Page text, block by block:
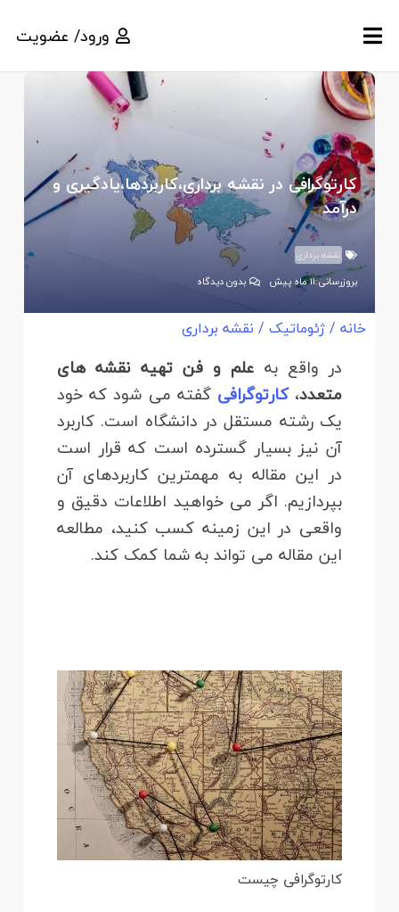
ورود/ عضویت
کارتوگرافی در نقشه برداری،کاربردها،یادگیری و
درآمد
نقشه برداری
بروزرسانی:11 ماه پیش بدون دیدگاه
خانه /ژئوماتیک / نقشه برداری
در واقع به علم و فن تهیه نقشه های
متعدد،کارتوگرافی گفته می شود که خود
یک رشته مستقل در دانشگاه است. کاربرد
آن نیز بسیار گسترده است که قرار است
در این مقاله به مهمترین کاربردهای آن
بپردازیم. اگر می خواهید اطلاعات دقیق و
واقعی در این زمینه کسب کنید، مطالعه
این مقاله می تواند به شما کمک کند.
کارتوگرافی چیست